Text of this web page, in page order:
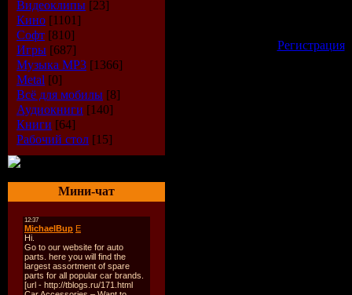
Видеоклипы [23]
Кино [1101]
Софт [810]
Игры [687]
Музыка МР3 [1366]
Metal [0]
Всё для мобилы [8]
Аудиокниги [140]
Книги [64]
Рабочий стол [15]
Мини-чат
Регистрация